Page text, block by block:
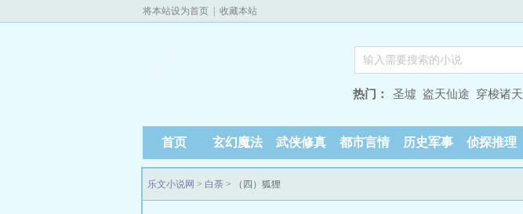
将本站设为首页 收藏本站
热门： 圣墟 盗天仙途 穿梭诸天
首页 玄幻魔法 武侠修真 都市言情 历史军事 侦探推理
乐文小说网 > 白荼 > （四）狐狸